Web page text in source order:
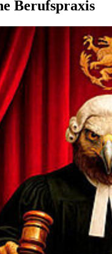
Berufspraxis